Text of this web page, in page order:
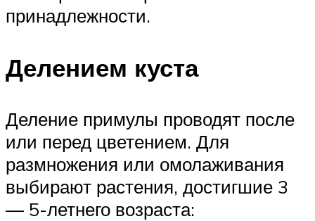
принадлежности.
Делением куста
Деление примулы проводят после
или перед цветением. Для
размножения или омолаживания
выбирают растения, достигшие 3
— 5-летнего возраста: